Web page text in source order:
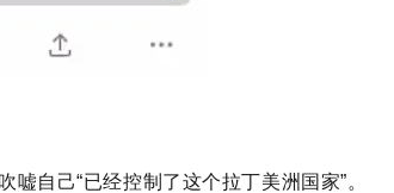
嘘自己“已经控制了这个拉丁美洲国家”。